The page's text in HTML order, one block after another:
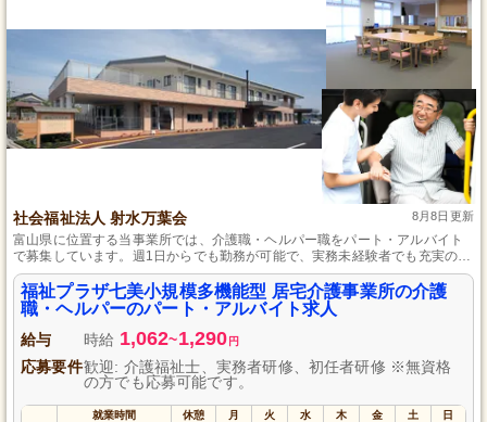
社会福祉法人 射水万葉会 8月8日更新
富山県に位置する当事業所では、介護職・ヘルパー職をパート・アルバイト
で募集しています。週1日からでも勤務が可能で、実務未経験者でも充実の指
導体制の下、自信を持って成長できる仕事です。一人ひとりのご利用者様に
寄り添ったサポートをしながら、プライベートも重視した働き方を実現でき
ます。
福祉プラザ七美小規模多機能型 居宅介護事業所の介護
職・ヘルパーのパート・アルバイト求人
給与 時給 1,062~1,290 円
応募要件歓迎: 介護福祉士、実務者研修、初任者研修 ※無資格
の方でも応募可能です。
就業時間 休憩 月 火 水 木 金 土 日